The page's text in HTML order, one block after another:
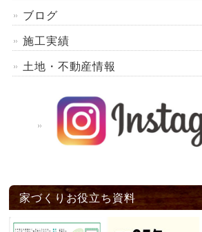
ブログ
施工実績
土地・不動産情報
家づくりお役立ち資料